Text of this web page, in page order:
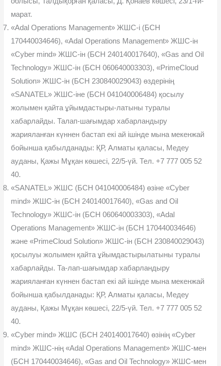
марат.
«Adal Operations Management» ЖШС-і (БСН
170440034646), «Adal Operations Management» ЖШС-ін
«Cyber mind» ЖШС-ін (БСН 240140017640), «Gas and Oil
Technology» ЖШС-ін (БСН 060640003303), «PrimeCloud
Solution» ЖШС-ін (БСН 230840029043) өздерінің
«SANATEL» ЖШС-іне (БСН 041040006484) қосылу
жолымен қайта ұйымдастыры-латыны туралы
хабарлайды. Талап-шағымдар хабарландыру
жарияланған күннен бастап екі ай ішінде мына мекенжай
бойынша қабылданады: ҚР, Алматы қаласы, Медеу
ауданы, Қажы Мұқан көшесі, 22/5-үй. Тел. +7 777 005 52
40.
«SANATEL» ЖШС (БСН 041040006484) өзіне «Cyber
mind» ЖШС-ін (БСН 240140017640), «Gas and Oil
Technology» ЖШС-ін (БСН 060640003303), «Adal
Operations Management» ЖШС-ін (БСН 170440034646)
жəне «PrimeCloud Solution» ЖШС-ін (БСН 230840029043)
қосылуы жолымен қайта ұйымдастырылатыны туралы
хабарлайды. Та-лап-шағымдар хабарландыру
жарияланған күннен бастап екі ай ішінде мына мекенжай
бойынша қабылданады: ҚР, Алматы қаласы, Медеу
ауданы, Қажы Мұқан көшесі, 22/5-үй. Тел. +7 777 005 52
40.
«Cyber mind» ЖШС (БСН 240140017640) өзінің «Cyber
mind» ЖШС-нің «Adal Operations Management» ЖШС-мен
(БСН 170440034646), «Gas and Oil Technology» ЖШС-мен